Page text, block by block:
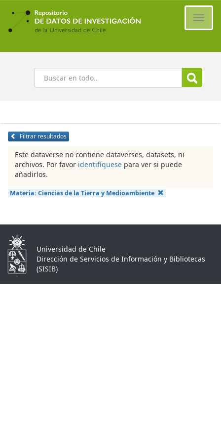
Ir
contenido
principal
Buscar
Filtrar resultados
Este dataverse no contiene dataverses, datasets, ni
archivos. Por favor identifíquese para ver si puede
añadirlos.
Materia: Ciencias de la Tierra y Medioambiente
Universidad de Chile
Dirección de Servicios de Información y Bibliotecas
(SISIB)